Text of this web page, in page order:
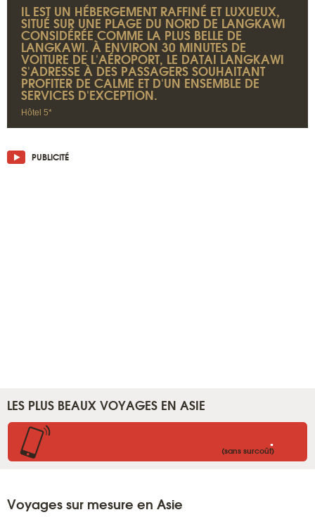
IL EST UN HÉBERGEMENT RAFFINÉ ET LUXUEUX,
SITUÉ SUR UNE PLAGE DU NORD DE LANGKAWI
CONSIDÉRÉE COMME LA PLUS BELLE DE
LANGKAWI. À ENVIRON 30 MINUTES DE
VOITURE DE L'AÉROPORT, LE DATAI LANGKAWI
S'ADRESSE À DES PASSAGERS SOUHAITANT
PROFITER DE CALME ET D'UN ENSEMBLE DE
SERVICES D'EXCEPTION.
Hôtel 5*
PUBLICITÉ
LES PLUS BEAUX VOYAGES EN ASIE
.
(sans surcoût)
Voyages sur mesure en Asie